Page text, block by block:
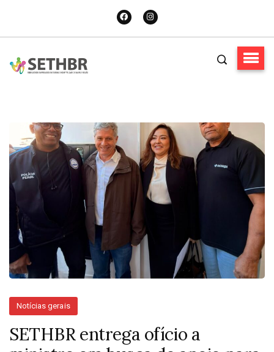
Notícias gerais
SETHBR entrega ofício a